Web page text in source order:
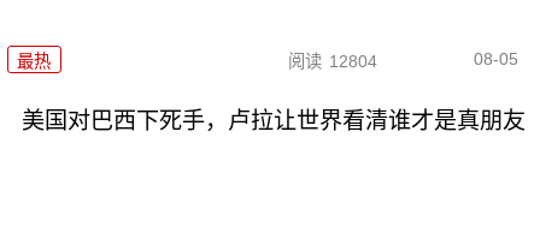
最热 阅读 12804 08-05
美国对巴西下死手，卢拉让世界看清谁才是真朋友